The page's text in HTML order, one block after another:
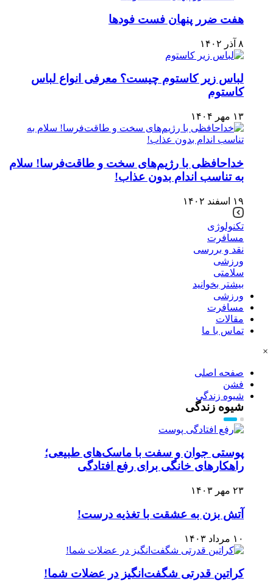
هفت ضرر پنهان فست فودها
۸ آذر ۱۴۰۲
لباس زير كاستوم چيست؟ معرفی انواع لباس
کاستوم
۱۳ مهر ۱۴۰۴
خداحافظی با رژیم‌های سخت و طاقت‌فرسا! سلام
به تناسب اندام بدون عذاب!
۱۹ اسفند ۱۴۰۲
تکنولوژی
مسافرت
نقد و بررسی
ورزشی
سلامتی
بیشتر بخوانید
ورزشی
مسافرت
مقالات
تماس با ما
×
صفحه اصلی
فشن
شیوه زندگی
شیوه زندگی
پوستی جوان و سفت با ماسک‌های طبیعی؛
راهکارهای خانگی برای رفع افتادگی
۲۳ مهر ۱۴۰۳
آتش بزن به عشقت با تغذیه درست!
۱۰ مرداد ۱۴۰۳
کراتین قدرتی شگفت‌انگیز در عضلات شما!